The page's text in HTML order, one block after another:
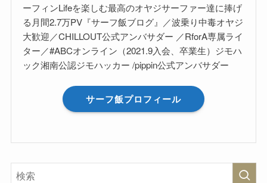
ーフィンLifeを楽しむ最高のオヤジサーファー達に捧げ
る月間2.7万PV『サーフ飯ブログ』／波乗り中毒オヤジ
大歓迎／CHILLOUT公式アンバサダー ／RforA専属ライ
ター／#ABCオンライン（2021.9入会、卒業生）ジモハ
ック湘南公認ジモハッカー /pippin公式アンバサダー
サーフ飯プロフィール